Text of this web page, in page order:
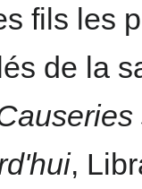
fils les
de la
,